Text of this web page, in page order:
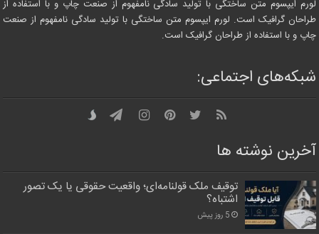
لورم ایپسوم متن ساختگی با تولید سادگی نامفهوم از صنعت چاپ و با استفاده از
طراحان گرافیک است. لورم ایپسوم متن ساختگی با تولید سادگی نامفهوم از صنعت
چاپ و با استفاده از طراحان گرافیک است.
شبکه‌های اجتماعی:
آخرین نوشته ها
توقیف ملک قولنامه‌ای؛ واقعیت حقوقی یا یک تصور
اشتباه؟
5 روز پیش